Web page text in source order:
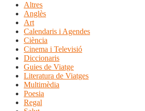
Altres
Anglès
Art
Calendaris i Agendes
Ciència
Cinema i Televisió
Diccionaris
Guies de Viatge
Literatura de Viatges
Multimèdia
Poesia
Regal